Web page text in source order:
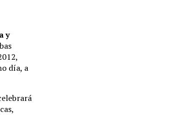
y
día, a